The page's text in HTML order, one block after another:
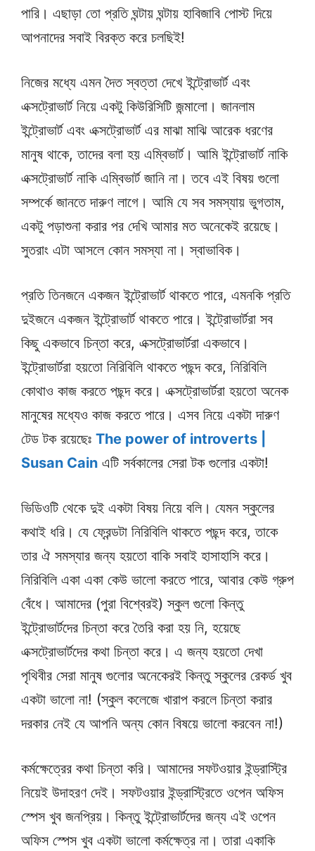
পারি। এছাড়া তো প্রতি ঘন্টায় ঘন্টায় হাবিজাবি পোস্ট দিয়ে
আপনাদের সবাই বিরক্ত করে চলছিই!
নিজের মধ্যে এমন দৈত স্বত্তা দেখে ইন্ট্রোভার্ট এবং
এক্সট্রোভার্ট নিয়ে একটু কিউরিসিটি জন্মালো। জানলাম
ইন্ট্রোভার্ট এবং এক্সট্রোভার্ট এর মাঝা মাঝি আরেক ধরণের
মানুষ থাকে, তাদের বলা হয় এম্বিভার্ট। আমি ইন্ট্রোভার্ট নাকি
এক্সট্রোভার্ট নাকি এম্বিভার্ট জানি না। তবে এই বিষয় গুলো
সম্পর্কে জানতে দারুণ লাগে। আমি যে সব সমস্যায় ভুগতাম,
একটু পড়াশুনা করার পর দেখি আমার মত অনেকেই রয়েছে।
সুতরাং এটা আসলে কোন সমস্যা না। স্বাভাবিক।
প্রতি তিনজনে একজন ইন্ট্রোভার্ট থাকতে পারে, এমনকি প্রতি
দুইজনে একজন ইন্ট্রোভার্ট থাকতে পারে। ইন্ট্রোভার্টরা সব
কিছু একভাবে চিন্তা করে, এক্সট্রোভার্টরা একভাবে।
ইন্ট্রোভার্টরা হয়তো নিরিবিলি থাকতে পছন্দ করে, নিরিবিলি
কোথাও কাজ করতে পছন্দ করে। এক্সট্রোভার্টরা হয়তো অনেক
মানুষের মধ্যেও কাজ করতে পারে। এসব নিয়ে একটা দারুণ
টেড টক রয়েছেঃ The power of introverts |
Susan Cain এটি সর্বকালের সেরা টক গুলোর একটা!
ভিডিওটি থেকে দুই একটা বিষয় নিয়ে বলি। যেমন স্কুলের
কথাই ধরি। যে ফ্রেন্ডটা নিরিবিলি থাকতে পছন্দ করে, তাকে
তার ঐ সমস্যার জন্য হয়তো বাকি সবাই হাসাহাসি করে।
নিরিবিলি একা একা কেউ ভালো করতে পারে, আবার কেউ গ্রুপ
বেঁধে। আমাদের (পুরা বিশ্বেরই) স্কুল গুলো কিন্তু
ইন্ট্রোভার্টদের চিন্তা করে তৈরি করা হয় নি, হয়েছে
এক্সট্রোভার্টদের কথা চিন্তা করে। এ জন্য হয়তো দেখা
পৃথিবীর সেরা মানুষ গুলোর অনেকেরই কিন্তু স্কুলের রেকর্ড খুব
একটা ভালো না! (স্কুল কলেজে খারাপ করলে চিন্তা করার
দরকার নেই যে আপনি অন্য কোন বিষয়ে ভালো করবেন না!)
কর্মক্ষেত্রের কথা চিন্তা করি। আমাদের সফটওয়ার ইন্ড্রাস্ট্রি
নিয়েই উদাহরণ দেই। সফটওয়ার ইন্ড্রাস্ট্রিতে ওপেন অফিস
স্পেস খুব জনপ্রিয়। কিন্তু ইন্ট্রোভার্টদের জন্য এই ওপেন
অফিস স্পেস খুব একটা ভালো কর্মক্ষেত্র না। তারা একাকি